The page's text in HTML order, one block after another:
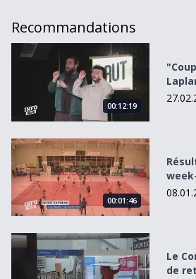
Recommandations
&quot;Coup de Projo&quot; sur
00:12:19
Résultats sportifs du week-end
00:01:46
Le Comptoir broyard est de retour
Le
de